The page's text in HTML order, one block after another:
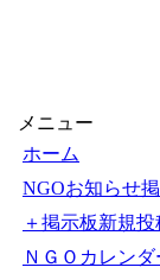
メニュー
ホーム
NGOお知らせ
＋掲示板新規投
ＮＧＯカレンダ